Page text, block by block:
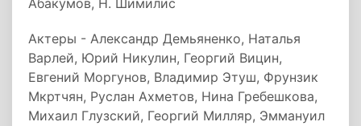
Абакумов, Н. Шимилис
Актеры - Александр Демьяненко, Наталья
Варлей, Юрий Никулин, Георгий Вицин,
Евгений Моргунов, Владимир Этуш, Фрунзик
Мкртчян, Руслан Ахметов, Нина Гребешкова,
Михаил Глузский, Георгий Милляр, Эммануил